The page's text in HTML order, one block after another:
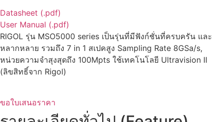
Datasheet (.pdf)
User Manual (.pdf)
RIGOL รุ่น MSO5000 series เป็นรุ่นที่มีฟังก์ชั่นที่ครบครัน และ
หลากหลาย รวมถึง 7 in 1 สเปคสูง Sampling Rate 8GSa/s,
หน่วยความจำสุงสุดถึง 100Mpts ใช้เทคโนโลยี Ultravision II
(ลิขสิทธิ์จาก Rigol)
ขอใบเสนอราคา